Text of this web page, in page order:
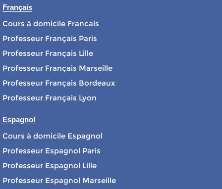
Français
Cours à domicile Francais
Professeur Français Paris
Professeur Français Lille
Professeur Français Marseille
Professeur Français Bordeaux
Professeur Français Lyon
Espagnol
Cours à domicile Espagnol
Professeur Espagnol Paris
Professeur Espagnol Lille
Professeur Espagnol Marseille